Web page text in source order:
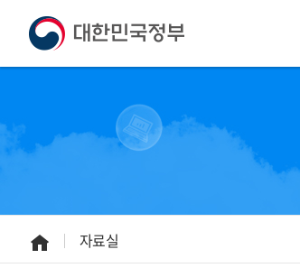
용
로
가
소
로
가
홈 자료실